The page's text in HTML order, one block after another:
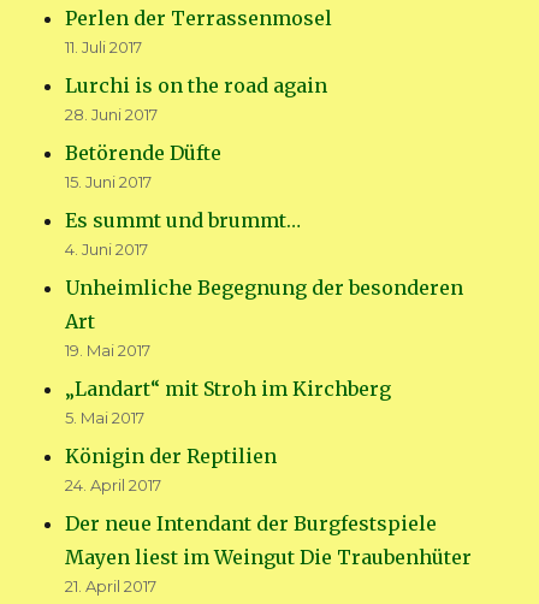
Perlen der Terrassenmosel
11. Juli 2017
Lurchi is on the road again
28. Juni 2017
Betörende Düfte
15. Juni 2017
Es summt und brummt…
4. Juni 2017
Unheimliche Begegnung der besonderen
Art
19. Mai 2017
„Landart“ mit Stroh im Kirchberg
5. Mai 2017
Königin der Reptilien
24. April 2017
Der neue Intendant der Burgfestspiele
Mayen liest im Weingut Die Traubenhüter
21. April 2017